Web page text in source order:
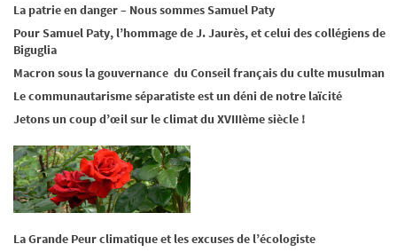
La patrie en danger – Nous sommes Samuel Paty
Pour Samuel Paty, l’hommage de J. Jaurès, et celui des collégiens de
Biguglia
Macron sous la gouvernance du Conseil français du culte musulman
Le communautarisme séparatiste est un déni de notre laïcité
Jetons un coup d’œil sur le climat du XVIIIème siècle !
La Grande Peur climatique et les excuses de l’écologiste